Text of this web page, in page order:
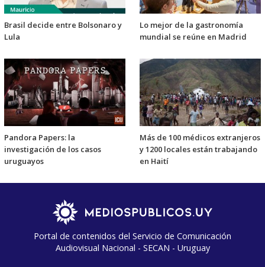
Brasil decide entre Bolsonaro y
Lula
Lo mejor de la gastronomía
mundial se reúne en Madrid
Pandora Papers: la
investigación de los casos
uruguayos
Más de 100 médicos extranjeros
y 1200 locales están trabajando
en Haití
Portal de contenidos del Servicio de Comunicación
Audiovisual Nacional - SECAN - Uruguay